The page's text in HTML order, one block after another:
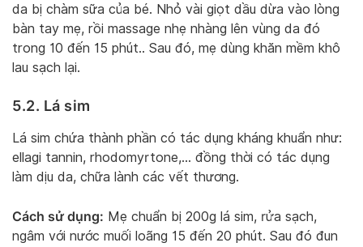
da bị chàm sữa của bé. Nhỏ vài giọt dầu dừa vào lòng
bàn tay mẹ, rồi massage nhẹ nhàng lên vùng da đó
trong 10 đến 15 phút.. Sau đó, mẹ dùng khăn mềm khô
lau sạch lại.
5.2. Lá sim
Lá sim chứa thành phần có tác dụng kháng khuẩn như:
ellagi tannin, rhodomyrtone,… đồng thời có tác dụng
làm dịu da, chữa lành các vết thương.
Cách sử dụng: Mẹ chuẩn bị 200g lá sim, rửa sạch,
ngâm với nước muối loãng 15 đến 20 phút. Sau đó đun